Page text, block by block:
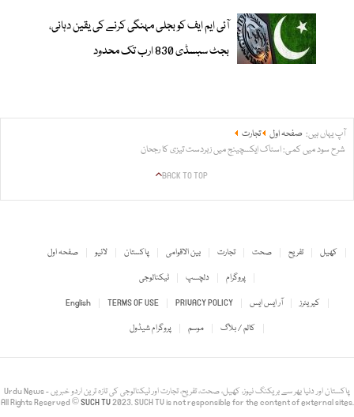
آئی ایم ایف کو بجلی مہنگی کرنے کی یقین دہانی،
بجٹ سبسڈی 830 ارب تک محدود
آپ یہاں ہیں: صفحہ اول
تجارت
شرح سود میں کمی: اسٹاک ایکسچینج میں زبردست تیزی کا رجحان
BACK TO TOP
صفحہ اول لائیو پاکستان بین الاقوامی تجارت صحت تفریح
کھیل
ٹیکنالوجی
دلچسپ
پروگرام
English
TERMS OF USE PRIVACY POLICY آر ایس ایس
کیریئرز
پروگرام شیڈول
موسم کالم / بلاگ
Urdu News - پاکستان اور دنیا بھر سے بریکنگ نیوز، کھیل، صحت، تفریح، تجارت اور ٹیکنالوجی کی تازہ ترین اردو خبریں
All Rights Reserved ©SUCH TV2023. SUCH TV is not responsible for the content of external sites.